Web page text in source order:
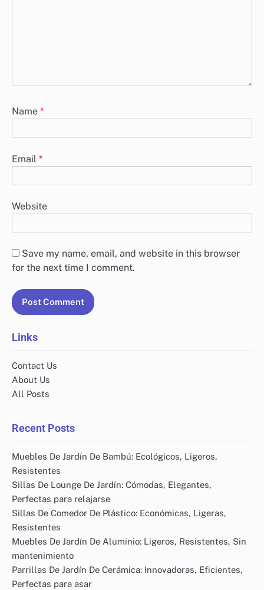
Name *
Email *
Website
Save my name, email, and website in this browser
for the next time I comment.
Links
Contact Us
About Us
All Posts
Recent Posts
Muebles De Jardín De Bambú: Ecológicos, Ligeros,
Resistentes
Sillas De Lounge De Jardín: Cómodas, Elegantes,
Perfectas para relajarse
Sillas De Comedor De Plástico: Económicas, Ligeras,
Resistentes
Muebles De Jardín De Aluminio: Ligeros, Resistentes, Sin
mantenimiento
Parrillas De Jardín De Cerámica: Innovadoras, Eficientes,
Perfectas para asar